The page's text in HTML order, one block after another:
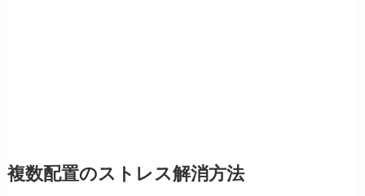
複数配置のストレス解消方法